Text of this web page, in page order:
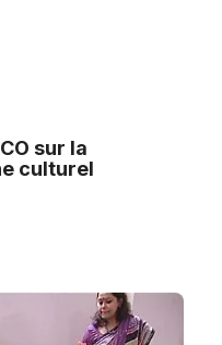
sur la
culturel